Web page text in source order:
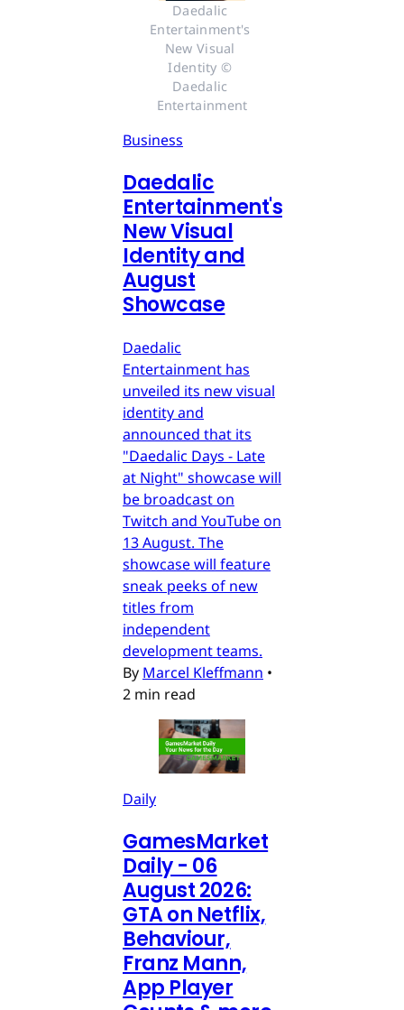
Daedalic
Entertainment's
New Visual
Identity ©
Daedalic
Entertainment
Business
Daedalic
Entertainment's
New Visual
Identity and
August
Showcase
Daedalic
Entertainment has
unveiled its new visual
identity and
announced that its
"Daedalic Days - Late
at Night" showcase will
be broadcast on
Twitch and YouTube on
13 August. The
showcase will feature
sneak peeks of new
titles from
independent
development teams.
By Marcel Kleffmann •
2 min read
Daily
GamesMarket
Daily - 06
August 2026:
GTA on Netflix,
Behaviour,
Franz Mann,
App Player